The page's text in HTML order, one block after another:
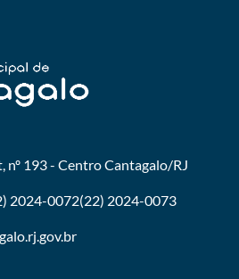
nº 193 - CentroCantagalo/RJ
2024-0072(22) 2024-0073